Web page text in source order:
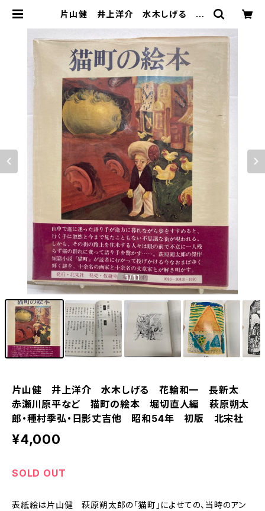
片山健 井上洋介 水木しげる 花
郎・種村季弘・日影丈吉他 昭和54
年 初版 北宋社 | トムズボックス
1/11
片山健 井上洋介 水木しげる 花輪和一 長新太
赤瀬川原平など 猫町の絵本 堀切直人編 萩原朔太
郎・種村季弘・日影丈吉他 昭和54年 初版 北宋社
¥4,000
SOLD OUT
表紙絵は片山健 萩原朔太郎の「猫町」によせての、当時のアン